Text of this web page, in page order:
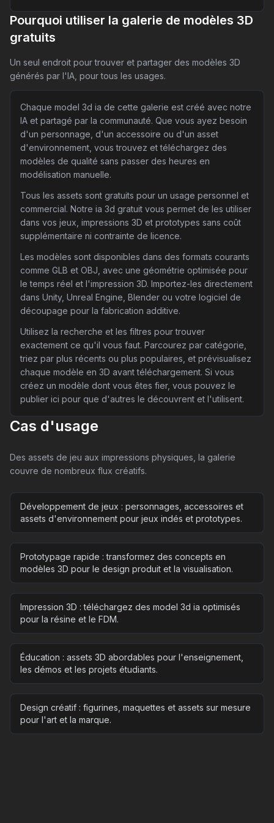
Pourquoi utiliser la galerie de modèles 3D
gratuits
Un seul endroit pour trouver et partager des modèles 3D
générés par l'IA, pour tous les usages.
Chaque model 3d ia de cette galerie est créé avec notre
IA et partagé par la communauté. Que vous ayez besoin
d'un personnage, d'un accessoire ou d'un asset
d'environnement, vous trouvez et téléchargez des
modèles de qualité sans passer des heures en
modélisation manuelle.
Tous les assets sont gratuits pour un usage personnel et
commercial. Notre ia 3d gratuit vous permet de les utiliser
dans vos jeux, impressions 3D et prototypes sans coût
supplémentaire ni contrainte de licence.
Les modèles sont disponibles dans des formats courants
comme GLB et OBJ, avec une géométrie optimisée pour
le temps réel et l'impression 3D. Importez-les directement
dans Unity, Unreal Engine, Blender ou votre logiciel de
découpage pour la fabrication additive.
Utilisez la recherche et les filtres pour trouver
exactement ce qu'il vous faut. Parcourez par catégorie,
triez par plus récents ou plus populaires, et prévisualisez
chaque modèle en 3D avant téléchargement. Si vous
créez un modèle dont vous êtes fier, vous pouvez le
publier ici pour que d'autres le découvrent et l'utilisent.
Cas d'usage
Des assets de jeu aux impressions physiques, la galerie
couvre de nombreux flux créatifs.
Développement de jeux : personnages, accessoires et
assets d'environnement pour jeux indés et prototypes.
Prototypage rapide : transformez des concepts en
modèles 3D pour le design produit et la visualisation.
Impression 3D : téléchargez des model 3d ia optimisés
pour la résine et le FDM.
Éducation : assets 3D abordables pour l'enseignement,
les démos et les projets étudiants.
Design créatif : figurines, maquettes et assets sur mesure
pour l'art et la marque.